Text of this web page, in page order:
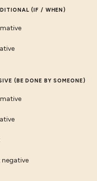
(IF / WHEN)
(BE DONE BY SOMEONE)
negative